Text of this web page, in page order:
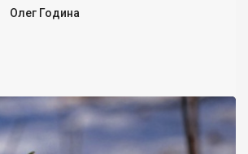
Олег Година